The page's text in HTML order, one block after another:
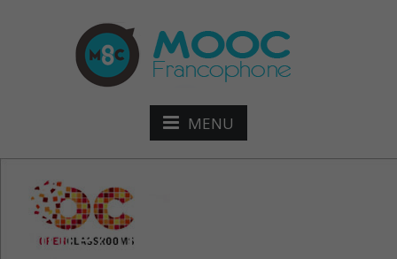
MENU
Pilotez un plan de